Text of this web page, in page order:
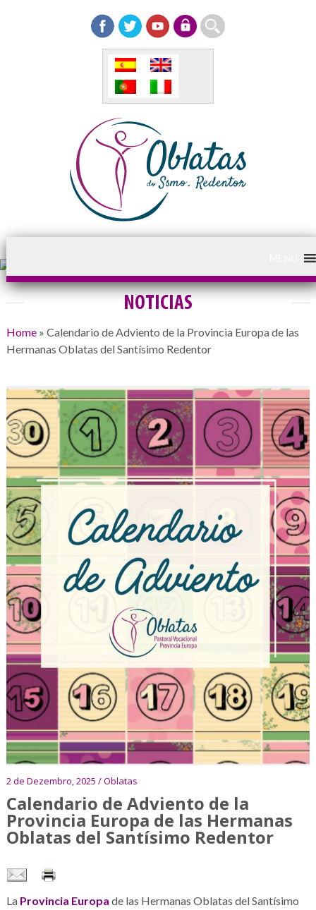
NOTICIAS
Home» Calendario de Adviento de la Provincia Europa de las
Hermanas Oblatas del Santísimo Redentor
2 de Dezembro, 2025 / Oblatas
Calendario de Adviento de la
Provincia Europa de las Hermanas
Oblatas del Santísimo Redentor
La Provincia Europa de las Hermanas Oblatas del Santísimo